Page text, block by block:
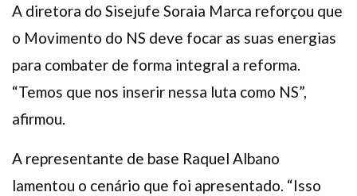
A diretora do Sisejufe Soraia Marca reforçou que
o Movimento do NS deve focar as suas energias
para combater de forma integral a reforma.
“Temos que nos inserir nessa luta como NS”,
afirmou.
A representante de base Raquel Albano
lamentou o cenário que foi apresentado. “Isso